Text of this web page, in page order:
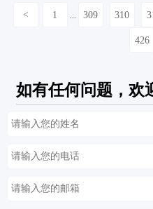
< 1 309 310
426
如有任何问题，欢